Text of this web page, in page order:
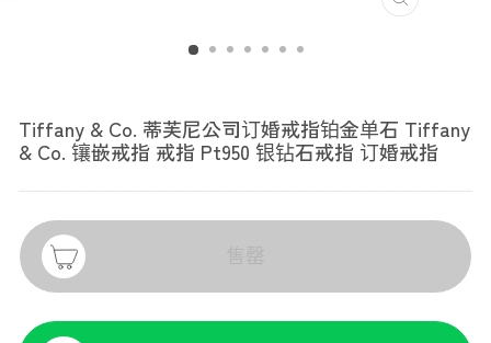
Tiffany & Co. 蒂芙尼公司订婚戒指铂金单石 Tiffany
& Co. 镶嵌戒指 戒指 Pt950 银钻石戒指 订婚戒指